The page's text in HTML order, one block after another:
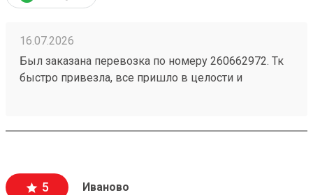
16.07.2026
Был заказана перевозка по номеру 260662972. Тк
быстро привезла, все пришло в целости и
только этой транспортной компанией.
5 Иваново